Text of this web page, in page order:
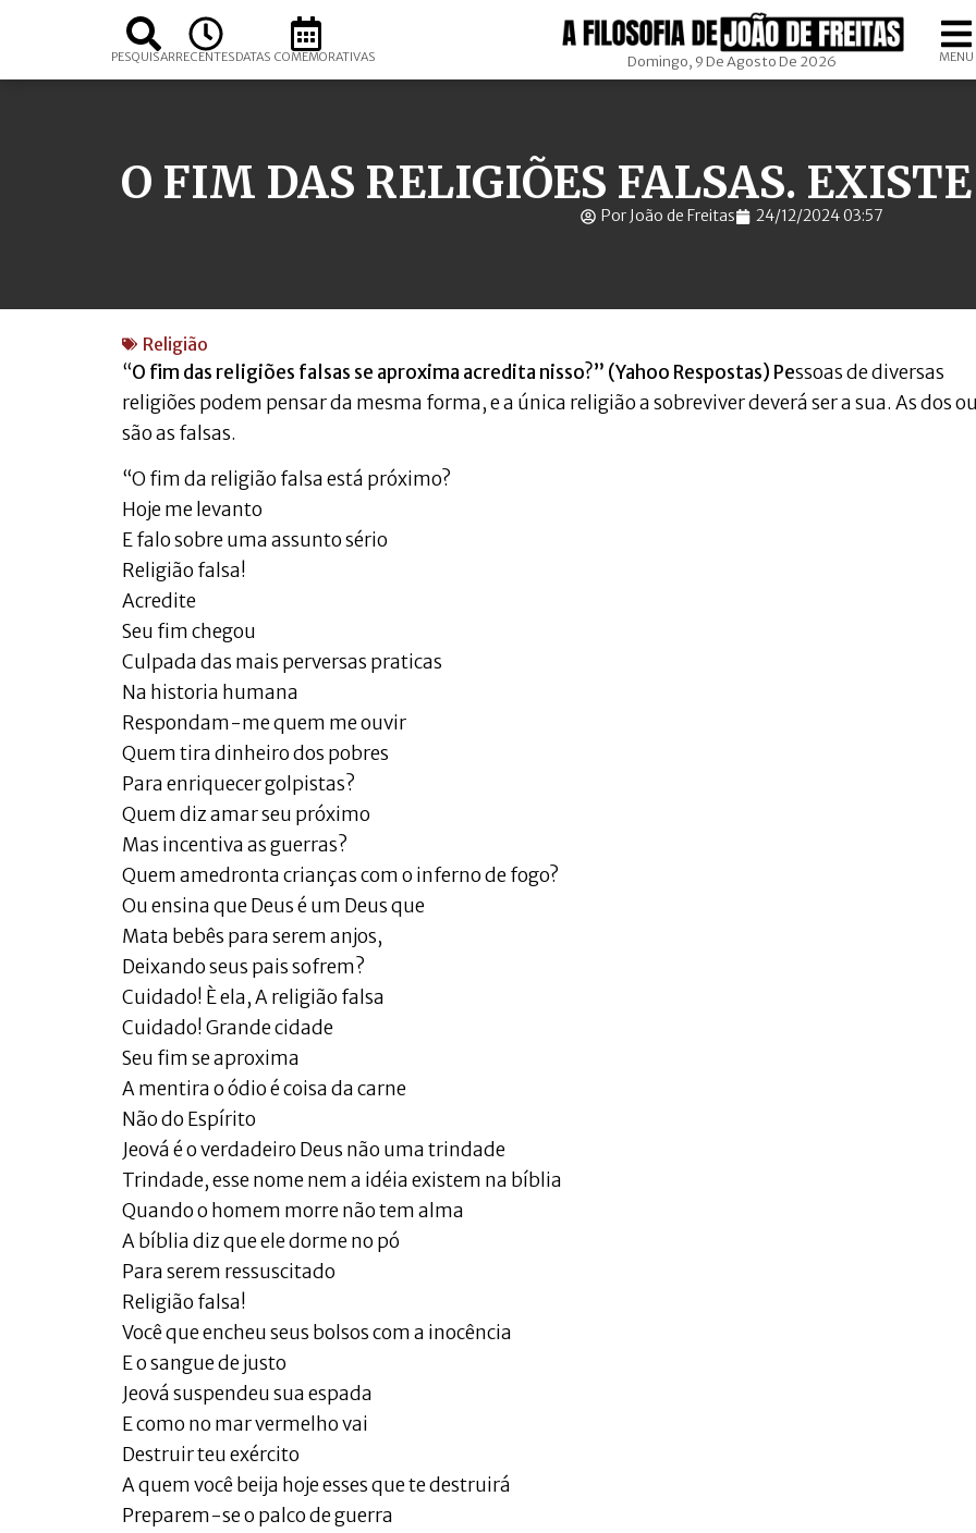
PESQUISARRECENTESDATAS COMEMORATIVAS Domingo, 9 De Agosto De 2026 MENU
O FIM DAS RELIGIÕES FALSAS.
Por João de Freitas 24/12/2024 03:57
Religião
“O fim das religiões falsas se aproxima acredita nisso?” (Yahoo Respostas) Pessoas de diversas
religiões podem pensar da mesma forma, e a única religião a sobreviver deverá ser a sua. As dos
são as falsas.
“O fim da religião falsa está próximo?
Hoje me levanto
E falo sobre uma assunto sério
Religião falsa!
Acredite
Seu fim chegou
Culpada das mais perversas praticas
Na historia humana
Respondam-me quem me ouvir
Quem tira dinheiro dos pobres
Para enriquecer golpistas?
Quem diz amar seu próximo
Mas incentiva as guerras?
Quem amedronta crianças com o inferno de fogo?
Ou ensina que Deus é um Deus que
Mata bebês para serem anjos,
Deixando seus pais sofrem?
Cuidado! È ela, A religião falsa
Cuidado! Grande cidade
Seu fim se aproxima
A mentira o ódio é coisa da carne
Não do Espírito
Jeová é o verdadeiro Deus não uma trindade
Trindade, esse nome nem a idéia existem na bíblia
Quando o homem morre não tem alma
A bíblia diz que ele dorme no pó
Para serem ressuscitado
Religião falsa!
Você que encheu seus bolsos com a inocência
E o sangue de justo
Jeová suspendeu sua espada
E como no mar vermelho vai
Destruir teu exército
A quem você beija hoje esses que te destruirá
Preparem-se o palco de guerra